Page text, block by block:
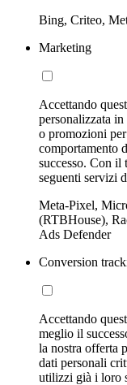
Bing, Criteo,
Marketing
Accettando
personalizzata
o promozioni
comportamento
successo. Con il
seguenti servizi
Meta-Pixel,
(RTBHouse),
Ads Defender
Conversion
Accettando
meglio il
la nostra offerta
dati personali
utilizzi già i loro